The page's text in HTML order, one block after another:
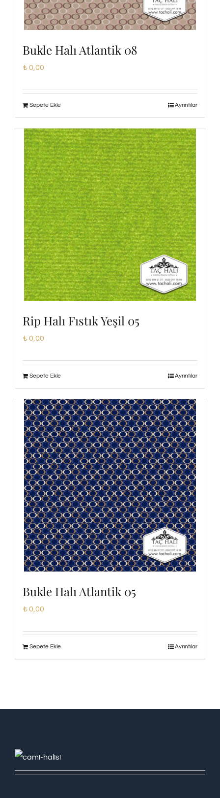
Bukle Halı Atlantik 08
₺0,00
Sepete Ekle Ayrıntılar
Rip Halı Fıstık Yeşil 05
₺0,00
Sepete Ekle Ayrıntılar
Bukle Halı Atlantik 05
₺0,00
Sepete Ekle Ayrıntılar